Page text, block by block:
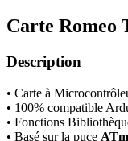
Carte Romeo
Description
• Carte à
• 100% compatible
• Fonctions
• Basé sur la puce